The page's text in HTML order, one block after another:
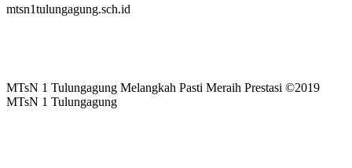
mtsn1tulungagung.sch.id
MTsN 1 Tulungagung Melangkah Pasti Meraih Prestasi ©2019
MTsN 1 Tulungagung